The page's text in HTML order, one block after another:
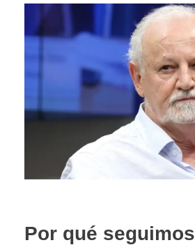
Por qué seguimos